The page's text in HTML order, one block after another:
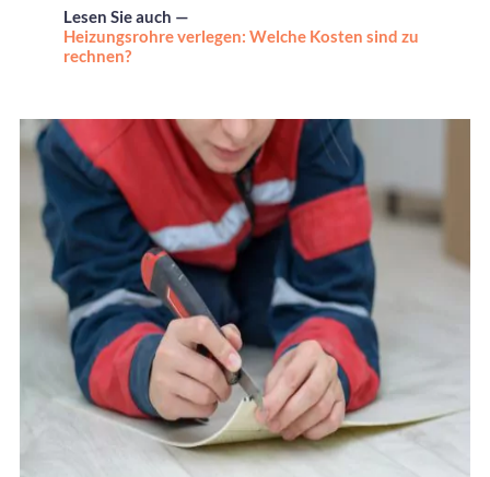
Lesen Sie auch —
Heizungsrohre verlegen: Welche Kosten sind zu
rechnen?